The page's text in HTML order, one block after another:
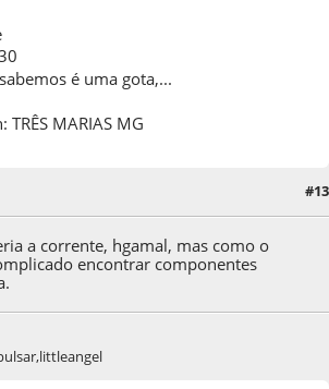
é uma gota,...
TRÊS MARIAS MG
#13
a corrente, hgamal, mas como o
encontrar componentes